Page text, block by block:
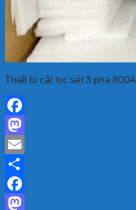
Thiết bị cắt lọc sét 3 pha 800A
Facebook
Mastodon
Email
Share
Facebook